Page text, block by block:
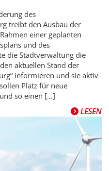
des
treibt den Ausbau der
einer geplanten
und des
die Stadtverwaltung die
aktuellen Stand der
informieren und sie aktiv
Platz für neue
so einen […]
LESEN